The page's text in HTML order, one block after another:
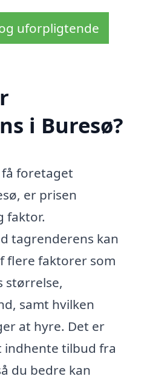
uforpligtende
i Buresø?
foretaget
er prisen
faktor.
tagrenderens kan
flere faktorer som
størrelse,
samt hvilken
at hyre. Det er
indhente tilbud fra
du bedre kan